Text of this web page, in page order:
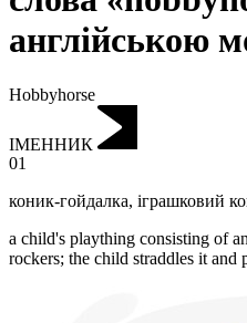
англійською
Hobbyhorse
ІМЕННИК
01
коник-гойдалка, іграшковий
a child's plaything consisting of
rockers; the child straddles it and